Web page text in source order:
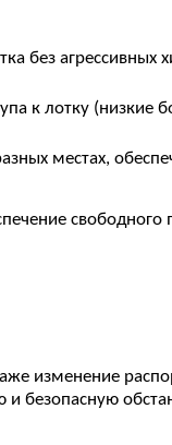
без агрессивных
к лотку (низкие
местах,
свободного
изменение
безопасную